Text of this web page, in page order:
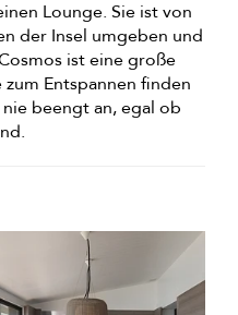
Lounge. Sie ist von
der Insel umgeben und
ist eine große
zum Entspannen finden
beengt an, egal ob